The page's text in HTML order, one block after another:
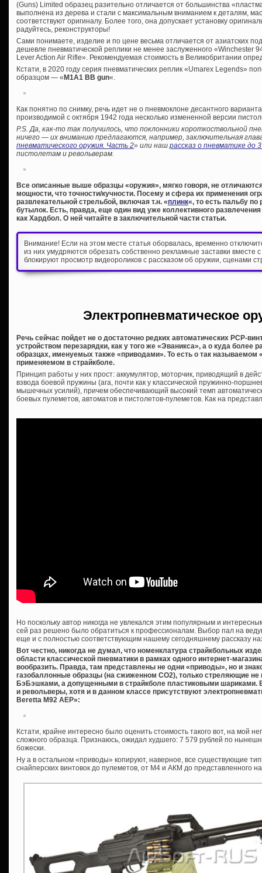
(Guns) Limited образец разительно отличается от большинства
выполнена из дерева и стали с максимальным вниманием к деталям,
соответствуют оригиналу. Более того, она допускает установку
радуйтесь, реконструкторы!
Сами понимаете, изделие и по цене весьма отличается от азиатских
дешевле пневматической реплики не менее заслуженного «Winchester
Lever Action Air Rifle». Рекомендуемая стоимость в Великобритании
Кстати, в 2020 году серия пневматических реплик «Umarex Legends»
образцом — «M1A1 BB gun«.
Как понятно по снимку, речь идет не о пневмоклоне десантного
производимой с октября 1942 года несколько измененной версии
P.S. Да, как-то так получилось, что поклонники короткоствольной
ничего — их вниманию предлагаются, например, заключительная
пневматического оружия. Часть 2» или наш рассказ о пневматике до
пистолетам и револьверам.
Все описанные выше образцы «оружия», мягко говоря, не
мощности, что точности/кучности. Посему и сфера их применения
развлекательной стрельбой, включая т.н. «плинк«, то есть пальбу по
бутылок. Есть, правда, еще один вид уже коллективного
как Хардбол. О ней читайте в заключительной части статьи.
Внимание! Если на этом месте статья оборвалась, временно
из них умудряются обрезать собственно рекламные заставки вместе
блокируют просмотр видеороликов с рассказом об оружии, сценами
Электропневматическое
Речь сейчас пойдет не о достаточно редких автоматических PCP-
устройством перезарядки, как у того же «Эваникса», а о куда более
образцах, именуемых также «приводами». То есть о так
применяемом в страйкболе.
Принцип работы у них прост: аккумулятор, моторчик, приводящий в
взвода боевой пружины (ага, почти как у классической пружинно-
мышечных усилий), причем обеспечивающий высокий темп
боевых пулеметов, автоматов и пистолетов-пулеметов. Как на
Но поскольку автор никогда не увлекался этим популярным и
сей раз решено было обратиться к профессионалам. Выбор пал на
еще и с полностью соответствующим нашему сегодняшнему рассказу
Вот честно, никогда не думал, что номенклатура страйкбольных
области классической пневматики в рамках одного интернет-
вообразить. Правда, там представлены не одни «приводы», но и
газобаллонные образцы (на сжиженном СО2), только стреляющие
БэБэшками, а допущенными в страйкболе пластиковыми шариками.
и револьверы, хотя и в данном классе присутствуют
Beretta M92 AEP»:
Кстати, крайне интересно было оценить стоимость такого вот, на мой
сложного образца. Признаюсь, ожидал худшего: 7 579 рублей по
божески.
Ну а в остальном «приводы» копируют, наверное, все существующие
снайперских винтовок до пулеметов, от М4 и АКМ до представленного